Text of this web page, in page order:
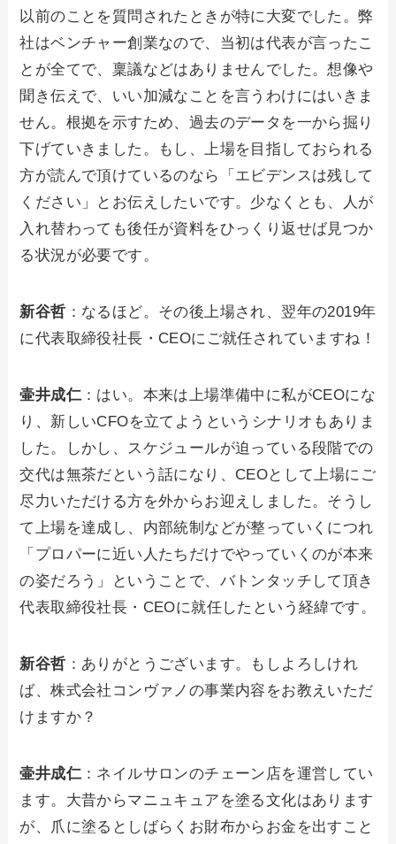
以前のことを質問されたときが特に大変でした。弊
社はベンチャー創業なので、当初は代表が言ったこ
とが全てで、稟議などはありませんでした。想像や
聞き伝えで、いい加減なことを言うわけにはいきま
せん。根拠を示すため、過去のデータを一から掘り
下げていきました。もし、上場を目指しておられる
方が読んで頂けているのなら「エビデンスは残して
ください」とお伝えしたいです。少なくとも、人が
入れ替わっても後任が資料をひっくり返せば見つか
る状況が必要です。
新谷哲 ：なるほど。その後上場され、翌年の2019年
に代表取締役社長・CEOにご就任されていますね！
壷井成仁：はい。本来は上場準備中に私がCEOにな
り、新しいCFOを立てようというシナリオもありま
した。しかし、スケジュールが迫っている段階での
交代は無茶だという話になり、CEOとして上場にご
尽力いただける方を外からお迎えしました。そうし
て上場を達成し、内部統制などが整っていくにつれ
「プロパーに近い人たちだけでやっていくのが本来
の姿だろう」ということで、バトンタッチして頂き
代表取締役社長・CEOに就任したという経緯です。
新谷哲 ：ありがとうございます。もしよろしけれ
ば、株式会社コンヴァノの事業内容をお教えいただ
けますか？
壷井成仁：ネイルサロンのチェーン店を運営してい
ます。大昔からマニュキュアを塗る文化はあります
が、爪に塗るとしばらくお財布からお金を出すこと